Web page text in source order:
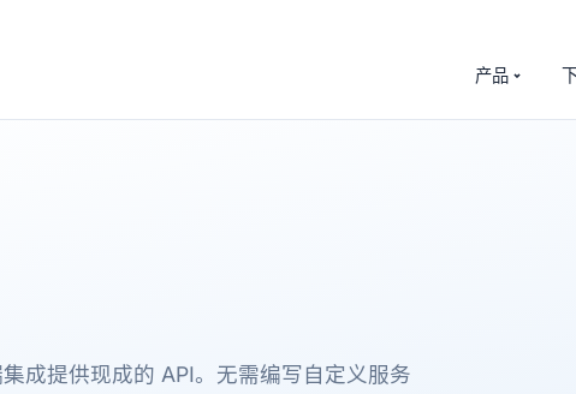
产品
成提供现成的 API。无需编写自定义服务